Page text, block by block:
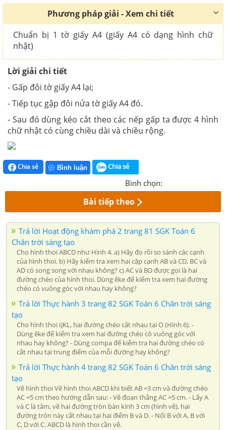
Phương pháp giải - Xem chi tiết
Chuẩn bị 1 tờ giấy A4 (giấy A4 có dạng hình chữ
nhật)
Lời giải chi tiết
- Gấp đôi tờ giấy A4 lại;
- Tiếp tục gập đôi nửa tờ giấy A4 đó.
- Sau đó dùng kéo cắt theo các nếp gấp ta được 4 hình
chữ nhật có cùng chiều dài và chiều rộng.
Chia sẻ Bình luận Chia sẻ
Bình chọn:
Bài tiếp theo
Trả lời Hoạt động khám phá 2 trang 81 SGK Toán 6
Chân trời sáng tạo
Cho hình thoi ABCD như Hình 4. a) Hãy đo rồi so sánh các cạnh
của hình thoi. b) Hãy kiểm tra xem hai cặp cạnh AB và CD, BC và
AD có song song với nhau không? c) AC và BD được gọi là hai
đường chéo của hình thoi. Dùng êke để kiểm tra xem hai đường
chéo có vuông góc với nhau hay không?
Trả lời Thực hành 3 trang 82 SGK Toán 6 Chân trời sáng
tạo
Cho hình thoi IJKL, hai đường chéo cắt nhau tại O (Hình 6). -
Dùng êke để kiểm tra xem hai đường chéo có vuông góc với
nhau hay không? - Dùng compa để kiểm tra hai đường chéo có
cắt nhau tại trung điểm của mỗi đường hay không?
Trả lời Thực hành 4 trang 82 SGK Toán 6 Chân trời sáng
tạo
Vẽ hình thoi Vẽ hình thoi ABCD khi biết AB =3 cm và đường chéo
AC =5 cm theo hướng dẫn sau: - Vẽ đoạn thẳng AC =5 cm. - Lấy A
và C là tâm, vẽ hai đường tròn bán kính 3 cm (hình vẽ), hai
đường tròn này cắt nhau tại hai điểm B và D. - Nối B với A, B với
C, D với C. ABCD là hình thoi cần vẽ.